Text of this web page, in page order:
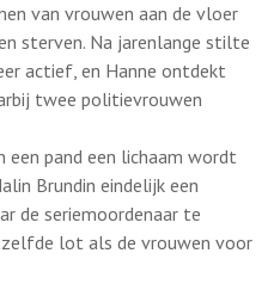
van vrouwen aan de vloer
sterven. Na jarenlange stilte
actief, en Hanne ontdekt
twee politievrouwen
een pand een lichaam wordt
Brundin eindelijk een
de seriemoordenaar te
lot als de vrouwen voor